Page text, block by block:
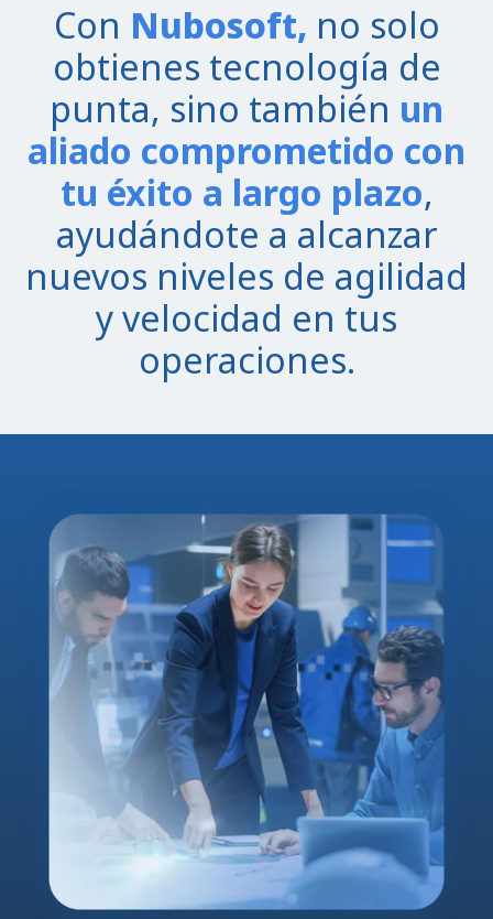
Con Nubosoft, no solo
obtienes tecnología de
punta, sino también un
aliado comprometido con
tu éxito a largo plazo,
ayudándote a alcanzar
nuevos niveles de agilidad
y velocidad en tus
operaciones.